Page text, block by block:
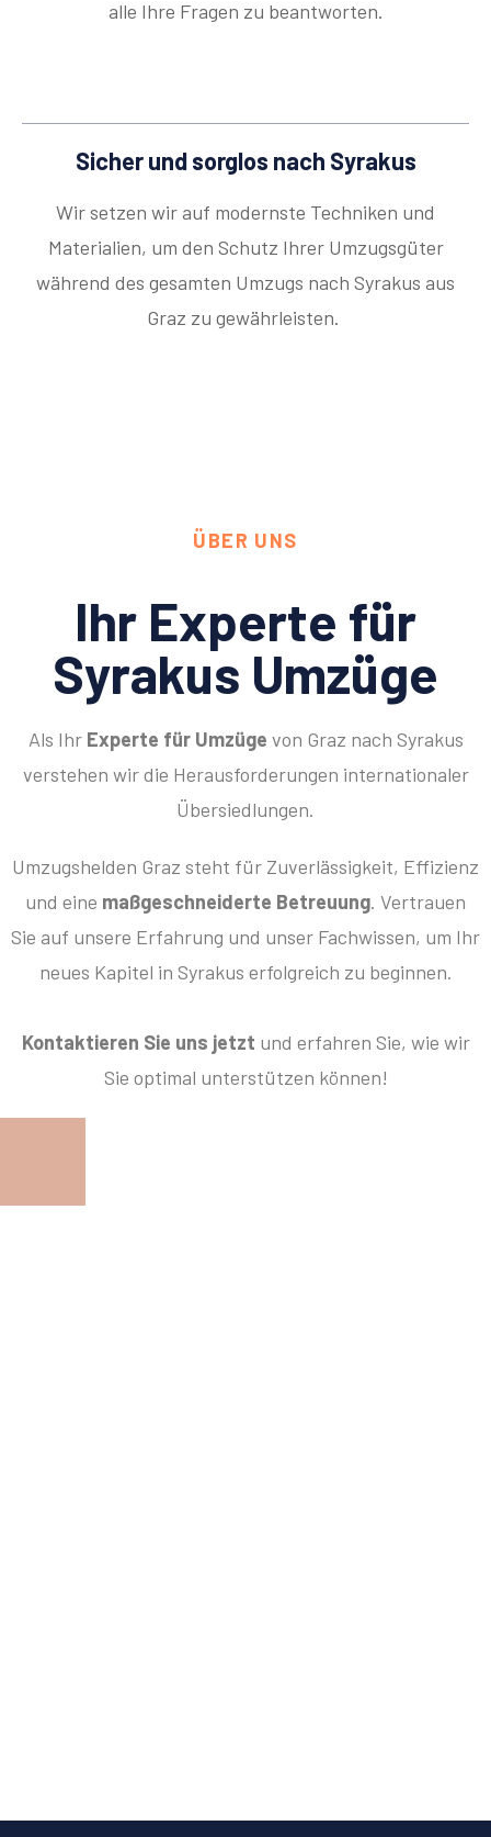
alle Ihre Fragen zu beantworten.
Sicher und sorglos nach Syrakus
Wir setzen wir auf modernste Techniken und
Materialien, um den Schutz Ihrer Umzugsgüter
während des gesamten Umzugs nach Syrakus aus
Graz zu gewährleisten.
ÜBER UNS
Ihr Experte für
Syrakus Umzüge
Als Ihr Experte für Umzüge von Graz nach Syrakus
verstehen wir die Herausforderungen internationaler
Übersiedlungen.
Umzugshelden Graz steht für Zuverlässigkeit, Effizienz
und eine maßgeschneiderte Betreuung. Vertrauen
Sie auf unsere Erfahrung und unser Fachwissen, um Ihr
neues Kapitel in Syrakus erfolgreich zu beginnen.
Kontaktieren Sie uns jetzt und erfahren Sie, wie wir
Sie optimal unterstützen können!